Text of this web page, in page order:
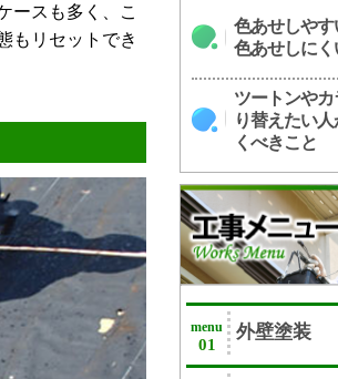
ースも多く、こ
もリセットでき
色あせしやす
色あせしにく
ツートンや
り替えたい
くべきこと
menu
01
外壁塗装